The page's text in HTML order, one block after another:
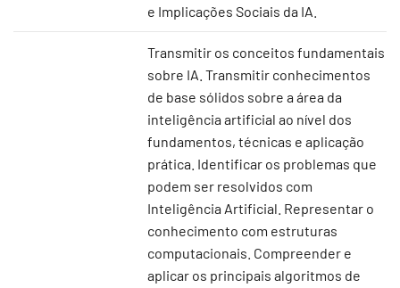
e Implicações Sociais da IA.
Transmitir os conceitos fundamentais
sobre IA. Transmitir conhecimentos
de base sólidos sobre a área da
inteligência artificial ao nível dos
fundamentos, técnicas e aplicação
prática. Identificar os problemas que
podem ser resolvidos com
Inteligência Artificial. Representar o
conhecimento com estruturas
computacionais. Compreender e
aplicar os principais algoritmos de